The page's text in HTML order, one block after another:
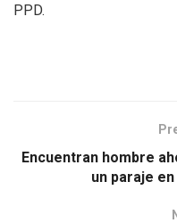
PPD.
Encuentran hombre
un paraje